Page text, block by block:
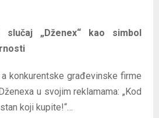
slučaj „Dženex“ kao simbol
konkurentske građevinske firme
u svojim reklamama: „Kod
koji kupite!“…